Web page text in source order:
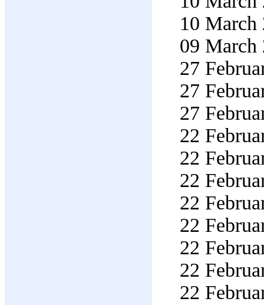
10 March
09 March
27
27
27
22
22
22
22
22
22
22
22